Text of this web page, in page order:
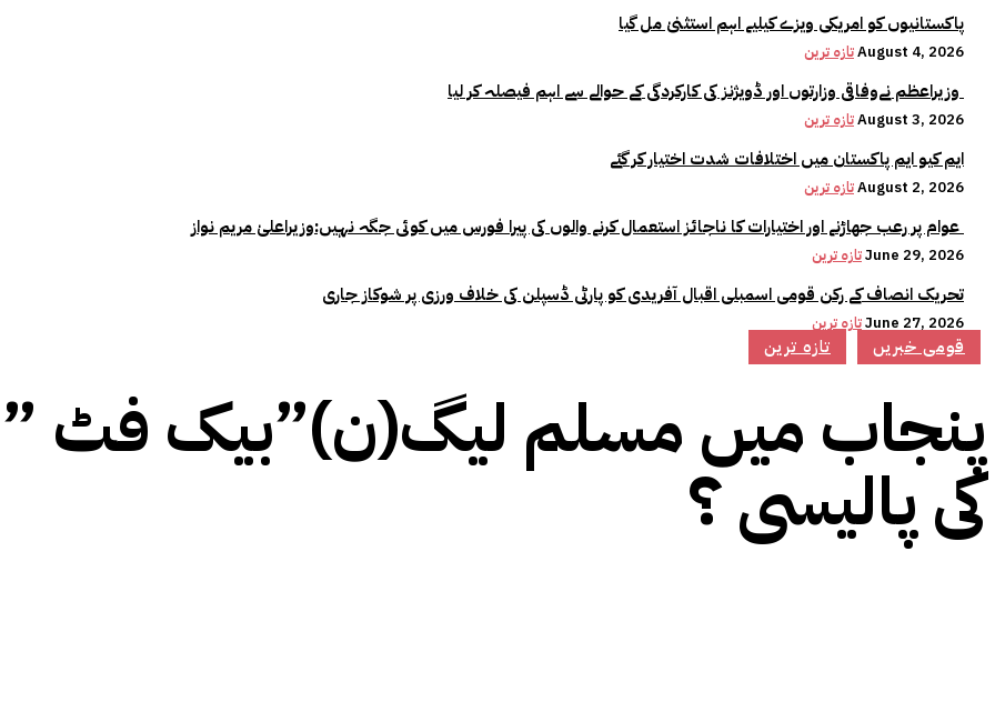
پاکستانیوں کو امریکی ویزے کیلیے اہم استثنیٰ مل گیا
تازہ ترینAugust 4, 2026
تازہ ترینAugust 3, 2026
ایم کیو ایم پاکستان میں اختلافات شدت اختیار کر گئے
تازہ ترینAugust 2, 2026
تازہ ترینJune 29, 2026
تحریک انصاف کے رکن قومی اسمبلی اقبال آفریدی کو پارٹی ڈسپلن کی خلاف ورزی پر شوکاز جاری
تازہ ترینJune 27, 2026
تازہ ترین قومی خبریں
پنجاب میں مسلم لیگ(ن)”بیک فٹ ”
کی پالیسی ؟